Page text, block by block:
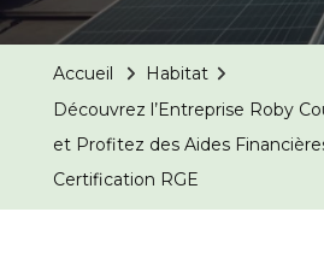
Accueil
Habitat
Découvrez l’Entreprise Roby
et Profitez des Aides
Certification RGE